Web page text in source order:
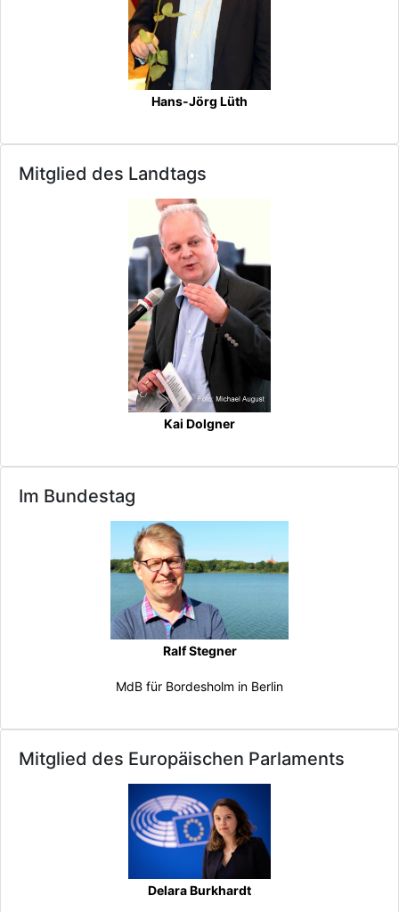
Hans-Jörg Lüth
Mitglied des Landtags
Kai Dolgner
Im Bundestag
Ralf Stegner
MdB für Bordesholm in Berlin
Mitglied des Europäischen Parlaments
Delara Burkhardt